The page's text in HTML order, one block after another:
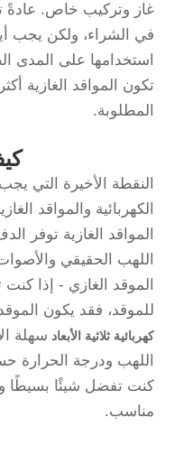
غاز وتركيب خاص. عادةً
في الشراء، ولكن يجب
استخدامها على المدى
تكون المواقد الغازية
المطلوبة.
النقطة الأخيرة التي
الكهربائية والمواقد
المواقد الغازية توفر
الموقد الغازي - إذا
للموقد، فقد يكون
كهربائية ثلاثية الأبعاد سهلة
اللهب ودرجة الحرارة
كنت تفضل شيئًا بسيطًا
مناسب.